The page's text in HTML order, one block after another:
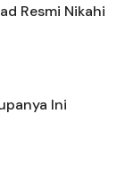
Resmi Nikahi
Ini